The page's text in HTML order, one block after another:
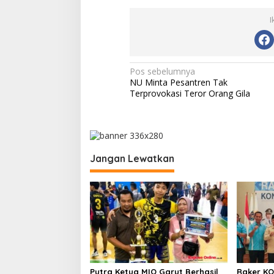
N
a
g
a
s
i
p
o
s
Pos sebelumnya
NU Minta Pesantren Tak
Terprovokasi Teror Orang Gila
Jangan Lewatkan
Putra Ketua MIO Garut Berhasil Raker